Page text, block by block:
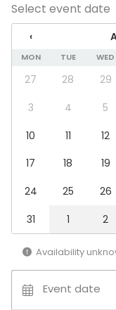
Meeting
Conference /
Fair / Exhibition
Performance /
Recreation
Cabin trip /
Experience /
Multi-purpose
Classroom
kannettava
Select event date
‹
MON TUE WED
27 28 29
3
4 5
10
11 12
17
18 19
24
25 26
31
1 2
Availability
Event date